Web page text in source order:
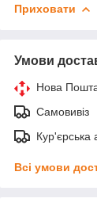
Приховати
Умови
Нова
Самовивіз
Кур'єрська
Всі умови